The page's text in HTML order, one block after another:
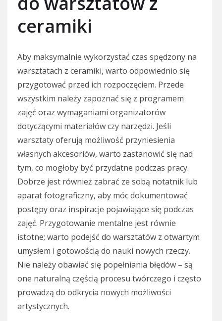
ceramiki
Aby maksymalnie wykorzystać czas spędzony na
warsztatach z ceramiki, warto odpowiednio się
przygotować przed ich rozpoczęciem. Przede
wszystkim należy zapoznać się z programem
zajęć oraz wymaganiami organizatorów
dotyczącymi materiałów czy narzędzi. Jeśli
warsztaty oferują możliwość przyniesienia
własnych akcesoriów, warto zastanowić się nad
tym, co mogłoby być przydatne podczas pracy.
Dobrze jest również zabrać ze sobą notatnik lub
aparat fotograficzny, aby móc dokumentować
postępy oraz inspiracje pojawiające się podczas
zajęć. Przygotowanie mentalne jest równie
istotne; warto podejść do warsztatów z otwartym
umysłem i gotowością do nauki nowych rzeczy.
Nie należy obawiać się popełniania błędów – są
one naturalną częścią procesu twórczego i często
prowadzą do odkrycia nowych możliwości
artystycznych.